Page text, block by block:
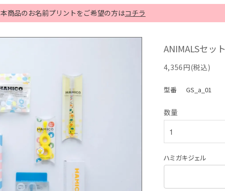
本商品のお名前プリントをご希望の方はコチラ
ANIMALSセット
4,356円(税込)
型番 GS_a_01
数量
ハミガキジェル